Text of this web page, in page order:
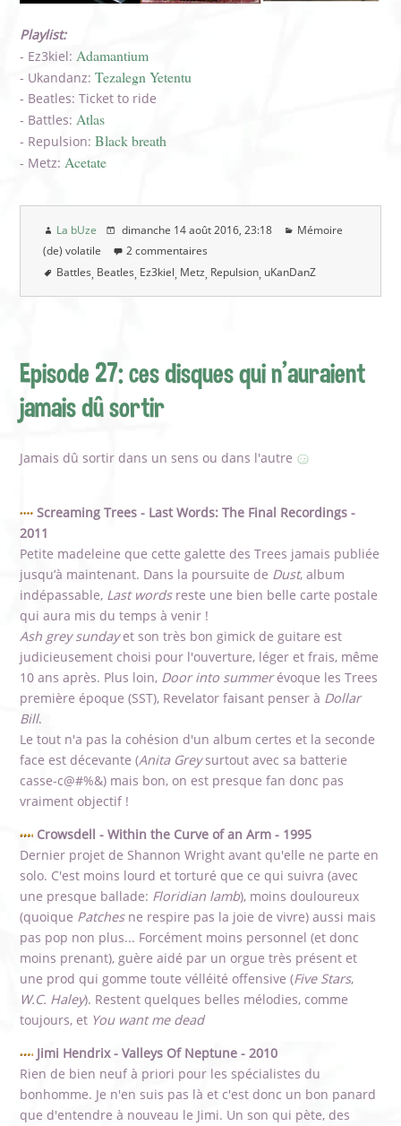
Playlist:
- Ez3kiel: Adamantium
- Ukandanz:Tezalegn Yetentu
- Beatles: Ticket to ride
- Battles: Atlas
- Repulsion:Black breath
- Metz: Acetate
La bUze dimanche 14 août 2016 , 23:18
Mémoire
(de) volatile
2 commentaires
Battles Beatles Ez3kiel Metz Repulsion uKanDanZ
Episode 27: ces disques qui n'auraient
jamais dû sortir
Jamais dû sortir dans un sens ou dans l'autre
Screaming Trees - Last Words: The Final Recordings -
2011
Petite madeleine que cette galette des Trees jamais publiée
jusqu’à maintenant. Dans la poursuite de Dust, album
indépassable, Last wordsreste une bien belle carte postale
qui aura mis du temps à venir !
Ash grey sundayet son très bon gimick de guitare est
judicieusement choisi pour l'ouverture, léger et frais, même
10 ans après. Plus loin, Door into summerévoque les Trees
première époque (SST), Revelator faisant penser à Dollar
Bill.
Le tout n'a pas la cohésion d'un album certes et la seconde
face est décevante (Anita Greysurtout avec sa batterie
casse-c@#%&) mais bon, on est presque fan donc pas
vraiment objectif !
Crowsdell - Within the Curve of an Arm - 1995
Dernier projet de Shannon Wright avant qu'elle ne parte en
solo. C'est moins lourd et torturé que ce qui suivra (avec
une presque ballade: Floridian lamb), moins douloureux
(quoique Patchesne respire pas la joie de vivre) aussi mais
pas pop non plus... Forcément moins personnel (et donc
moins prenant), guère aidé par un orgue très présent et
une prod qui gomme toute vélléité offensive (Five Stars,
W.C. Haley). Restent quelques belles mélodies, comme
toujours, et You want me dead
Jimi Hendrix - Valleys Of Neptune - 2010
Rien de bien neuf à priori pour les spécialistes du
bonhomme. Je n'en suis pas là et c'est donc un bon panard
que d'entendre à nouveau le Jimi. Un son qui pète, des